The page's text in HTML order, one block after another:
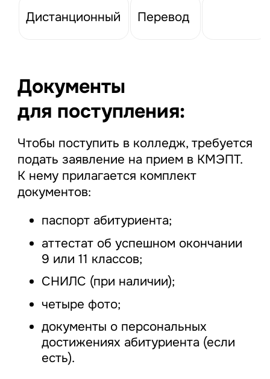
Дистанционный Перевод
Документы
для поступления:
Чтобы поступить в колледж, требуется
подать заявление на прием в КМЭПТ.
К нему прилагается комплект
документов:
паспорт абитуриента;
аттестат об успешном окончании
9 или 11 классов;
СНИЛС (при наличии);
четыре фото;
документы о персональных
достижениях абитуриента (если
есть).